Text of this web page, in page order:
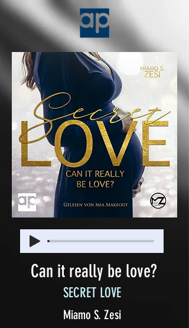
Can it really be love?
SECRET LOVE
Miamo S. Zesi